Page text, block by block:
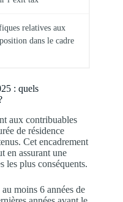
relatives aux
dans le cadre
: quels
aux contribuables
de résidence
Cet encadrement
en assurant une
les plus conséquents.
au moins 6 années de